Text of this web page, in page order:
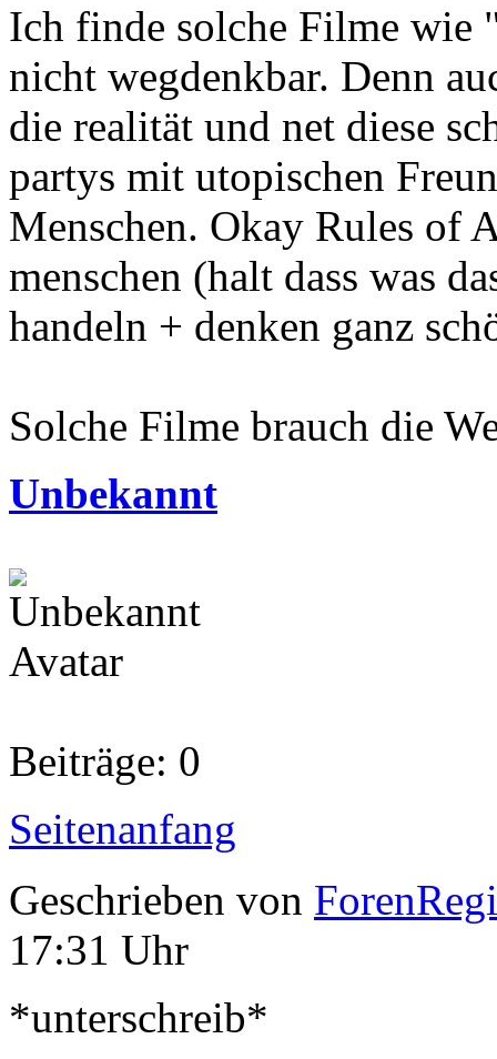
Ich finde solche Filme
nicht wegdenkbar. Denn
die realität und net diese
partys mit utopischen
Menschen. Okay Rules of
menschen (halt dass was
handeln + denken ganz
Solche Filme brauch die
Unbekannt
Beiträge: 0
Seitenanfang
Geschrieben von
17:31 Uhr
*unterschreib*